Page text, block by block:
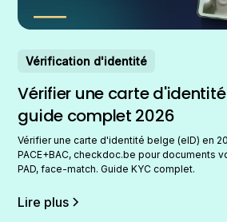
Vérification d'identité
Vérifier une carte
guide complet 2026
Vérifier une carte d'identité belge (eID) en
PACE+BAC, checkdoc.be pour documents
PAD, face-match. Guide KYC complet.
Lire plus